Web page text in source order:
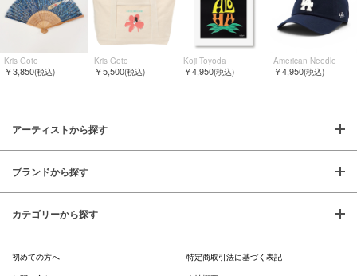
Kris Goto
￥3,850(税込)
Kris Goto
￥5,500(税込)
Koji Toyoda
￥4,950(税込)
American Needle
￥4,950(税込)
アーティストから探す
ブランドから探す
カテゴリーから探す
初めての方へ
特定商取引法に基づく表記